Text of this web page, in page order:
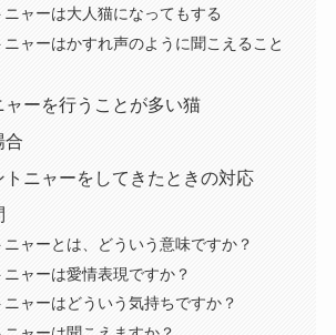
ャーは大人猫になってもする
ャーはかすれ声のように聞こえること
ャーを行うことが多い猫
合
トニャーをしてきたときの対応
ャーとは、どういう意味ですか？
ャーは愛情表現ですか？
ャーはどういう気持ちですか？